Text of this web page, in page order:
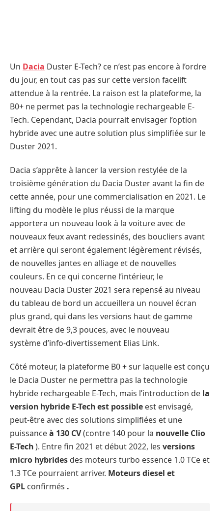
Un Dacia Duster E-Tech? ce n’est pas encore à l’ordre
du jour, en tout cas pas sur cette version facelift
attendue à la rentrée. La raison est la plateforme, la
B0+ ne permet pas la technologie rechargeable E-
Tech. Cependant, Dacia pourrait envisager l’option
hybride avec une autre solution plus simplifiée sur le
Duster 2021.
Dacia s’apprête à lancer la version restylée de la
troisième génération du Dacia Duster avant la fin de
cette année, pour une commercialisation en 2021. Le
lifting du modèle le plus réussi de la marque
apportera un nouveau look à la voiture avec de
nouveaux feux avant redessinés, des boucliers avant
et arrière qui seront également légèrement révisés,
de nouvelles jantes en alliage et de nouvelles
couleurs. En ce qui concerne l’intérieur, le
nouveau Dacia Duster 2021 sera repensé au niveau
du tableau de bord un accueillera un nouvel écran
plus grand, qui dans les versions haut de gamme
devrait être de 9,3 pouces, avec le nouveau
système d’info-divertissement Elias Link.
Côté moteur, la plateforme B0 + sur laquelle est conçu
le Dacia Duster ne permettra pas la technologie
hybride rechargeable E-Tech, mais l’introduction de la
version hybride E-Tech est possible est envisagé,
peut-être avec des solutions simplifiées et une
puissanceà 130 CV(contre 140 pour la nouvelle Clio
E-Tech). Entre fin 2021 et début 2022, les versions
micro hybrides des moteurs turbo essence 1.0 TCe et
1.3 TCe pourraient arriver. Moteurs diesel et
GPL confirmés .